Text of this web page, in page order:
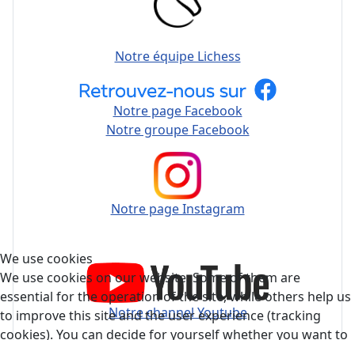
Notre équipe Lichess
Notre page Facebook
Notre groupe Facebook
Notre page Instagram
Notre channel Youtube
We use cookies
We use cookies on our website. Some of them are
essential for the operation of the site, while others help us
to improve this site and the user experience (tracking
cookies). You can decide for yourself whether you want to